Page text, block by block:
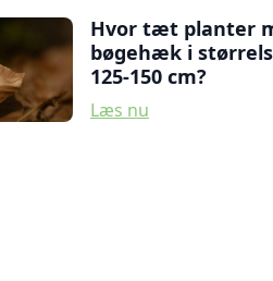
Hvor tæt planter
bøgehæk i
125-150 cm?
Læs nu